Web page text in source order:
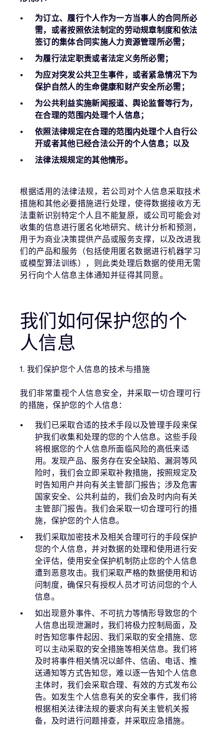
为订立、履行个人作为一方当事人的合同所必
需，或者按照依法制定的劳动规章制度和依法
签订的集体合同实施人力资源管理所必需；
为履行法定职责或者法定义务所必需；
为应对突发公共卫生事件，或者紧急情况下为
保护自然人的生命健康和财产安全所必需；
为公共利益实施新闻报道、舆论监督等行为，
在合理的范围内处理个人信息；
依照法律规定在合理的范围内处理个人自行公
开或者其他已经合法公开的个人信息；以及
法律法规规定的其他情形。
根据适用的法律法规，若公司对个人信息采取技术
措施和其他必要措施进行处理，使得数据接收方无
法重新识别特定个人且不能复原，或公司可能会对
收集的信息进行匿名化地研究、统计分析和预测，
用于为商业决策提供产品或服务支撑，以及改进我
们的产品和服务（包括使用匿名数据进行机器学习
或模型算法训练），则此类处理后数据的使用无需
另行向个人信息主体通知并征得其同意。
我们如何保护您的个
人信息
1. 我们保护您个人信息的技术与措施
我们非常重视个人信息安全，并采取一切合理可行
的措施，保护您的个人信息：
我们已采取合适的技术手段以及管理手段来保
护我们收集和处理的您的个人信息。这些手段
将根据您的个人信息所面临风险的高低来适
用。发现产品、服务存在安全缺陷、漏洞等风
险时，我们会立即采取补救措施，按照规定及
时告知用户并向有关主管部门报告；涉及危害
国家安全、公共利益的，我们会及时内向有关
主管部门报告。我们会采取一切合理可行的措
施，保护您的个人信息。
我们采取加密技术及相关合理可行的手段保护
您的个人信息，并对数据的处理和使用进行安
全评估，使用安全保护机制防止您的个人信息
遭到恶意攻击。我们采取严格的数据使用和访
问制度，确保只有授权人员才可访问您的个人
信息。
如出现意外事件、不可抗力等情形导致您的个
人信息出现泄漏时，我们将极力控制局面，及
时告知您事件起因、我们采取的安全措施、您
可以主动采取的安全措施等相关信息。我们将
及时将事件相关情况以邮件、信函、电话、推
送通知等方式告知您，难以逐一告知个人信息
主体时，我们会采取合理、有效的方式发布公
告。如发生个人信息有关的安全事件，我们将
根据相关法律法规的要求向有关主管机关报
备，及时进行问题排查，并采取应急措施。